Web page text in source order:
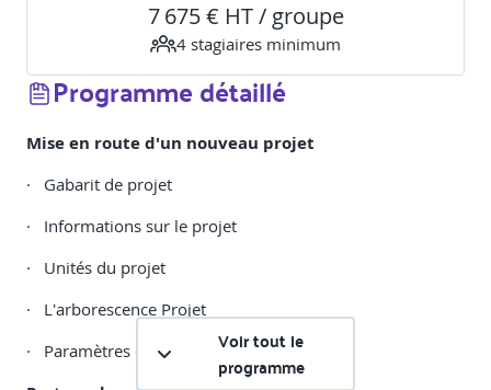
7 675 € HT / groupe
4 stagiaires minimum
Programme détaillé
Mise en route d'un nouveau projet
· Gabarit de projet
· Informations sur le projet
· Unités du projet
· L'arborescence Projet
· Paramètres du Projet
Voir tout le
programme